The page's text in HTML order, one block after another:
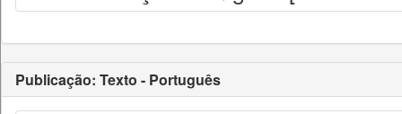
Publicação: Texto - Português